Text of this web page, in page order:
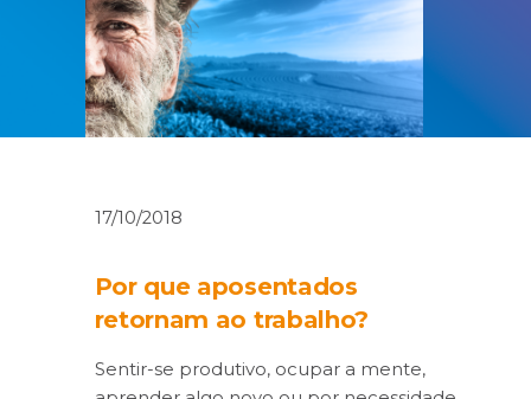
17/10/2018
Por que aposentados
retornam ao trabalho?
Sentir-se produtivo, ocupar a mente,